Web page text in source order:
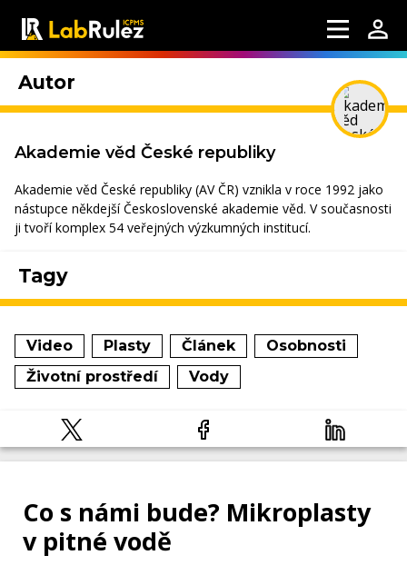
Autor
Akademie věd České republiky
Akademie věd České republiky (AV ČR) vznikla v roce 1992 jako
nástupce někdejší Československé akademie věd. V současnosti
ji tvoří komplex 54 veřejných výzkumných institucí.
Tagy
Video Plasty Článek
Osobnosti
Životní prostředí
Vody
Co s námi bude? Mikroplasty
v pitné vodě